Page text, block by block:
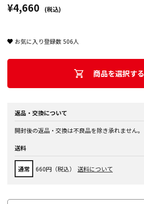
¥4,660 (税込)
お気に入り登録数506人
商品を選択する
返品・交換について
開封後の返品・交換は不良品を除き承れません。
送料
通常 660円（税込） 送料について